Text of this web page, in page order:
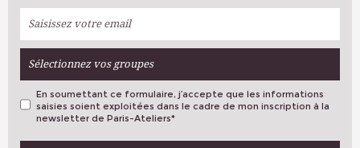
Sélectionnez vos groupes
VOS PRÉFÉRENCES
En soumettant ce formulaire, j’accepte que les informations
saisies soient exploitées dans le cadre de mon inscription à la
newsletter de Paris-Ateliers*